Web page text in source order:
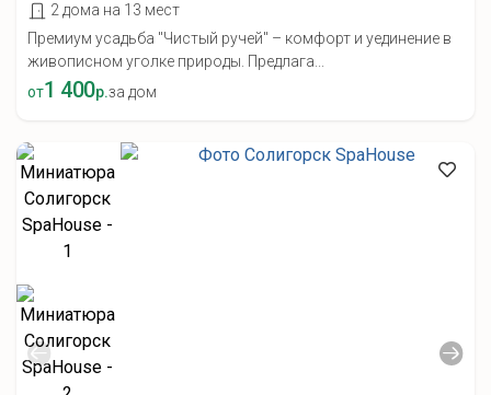
2 дома на 13 мест
Премиум усадьба "Чистый ручей" – комфорт и уединение в
живописном уголке природы. Предлага...
от1 400р.за дом